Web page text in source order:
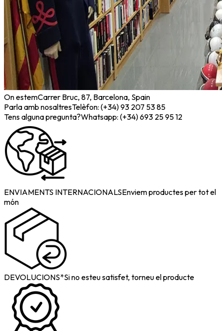
On estemCarrer Bruc, 87, Barcelona, Spain
Parla amb nosaltresTelèfon: (+34) 93 207 53 85
Tens alguna pregunta?Whatsapp: (+34) 693 25 95 12
ENVIAMENTS INTERNACIONALSEnviem productes per tot el
món
DEVOLUCIONS*Si no esteu satisfet, torneu el producte